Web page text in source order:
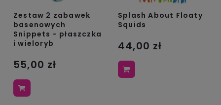
Zestaw 2 zabawek
basenowych
Snippets - płaszczka
i wieloryb
55,00 zł
Splash About Floaty
Squids
44,00 zł